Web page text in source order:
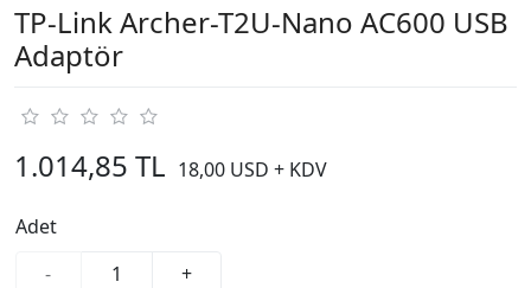
TP-Link Archer-T2U-Nano AC600 USB
Adaptör
1.014,85 TL 18,00 USD + KDV
Adet
-
+